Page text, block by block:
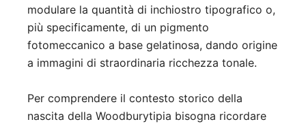
modulare la quantità di inchiostro tipografico o,
più specificamente, di un pigmento
fotomeccanico a base gelatinosa, dando origine
a immagini di straordinaria ricchezza tonale.
Per comprendere il contesto storico della
nascita della Woodburytipia bisogna ricordare